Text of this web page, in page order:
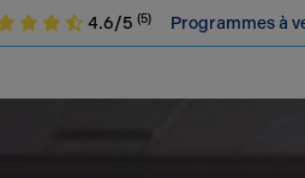
4.6/5 (5) Programmes à